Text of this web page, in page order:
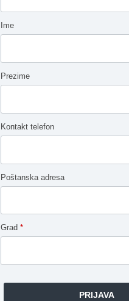
Ime
Prezime
Kontakt telefon
Poštanska adresa
Grad *